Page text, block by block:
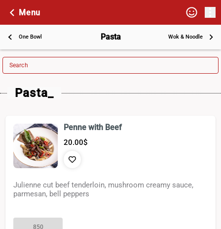
Menu
One Bowl Pasta Wok & Noodle
Search
Pasta_
Penne with Beef
20.00$
Julienne cut beef tenderloin, mushroom creamy sauce,
parmesan, bell peppers
850